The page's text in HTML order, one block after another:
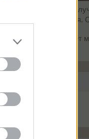
получаю
а они не прибавляютя.
программа не хочет